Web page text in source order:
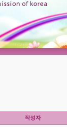
작성자